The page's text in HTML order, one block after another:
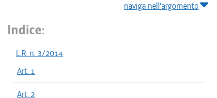
naviga nell'argomento
Indice:
L.R. n. 3/2014
Art. 1
Art. 2